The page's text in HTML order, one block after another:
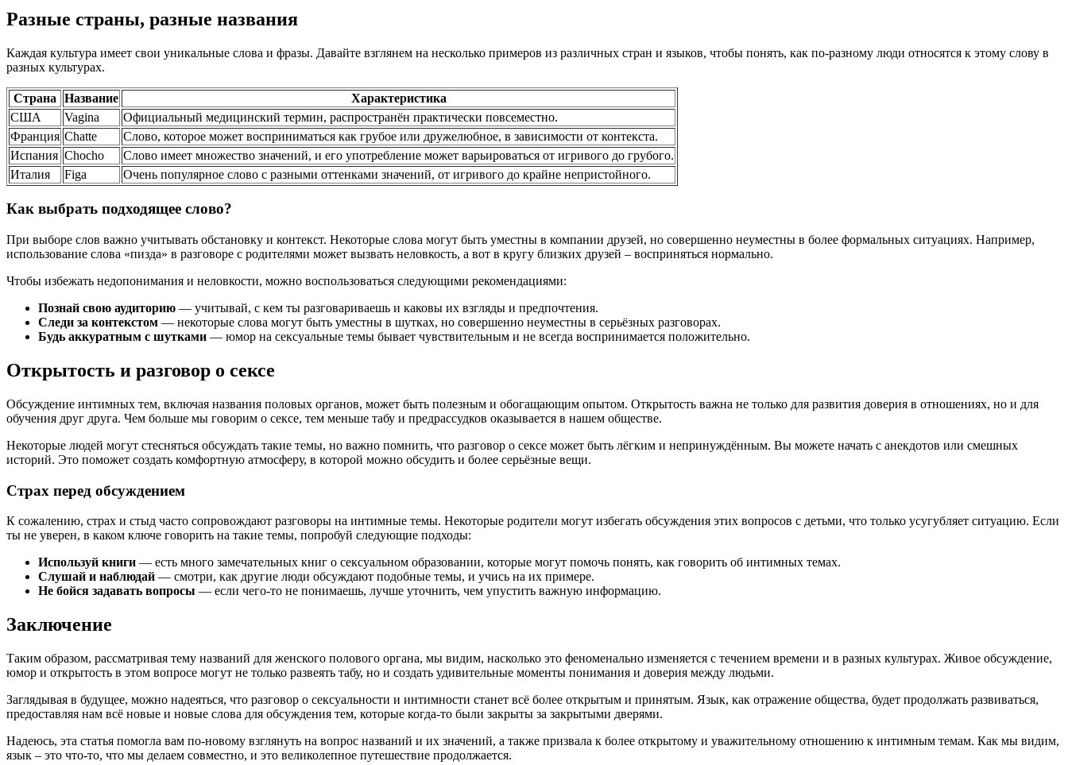
Разные страны, разные названия
Каждая культура имеет свои уникальные слова и фразы. Давайте взглянем на несколько примеров из различных стран и языков, чтобы понять, как по-разному люди относятся к этому слову в
разных культурах.
Страна Название
Характеристика
США
Vagina
Официальный медицинский термин, распространён практически повсеместно.
Франция Chatte
Слово, которое может восприниматься как грубое или дружелюбное, в зависимости от контекста.
Испания Chocho
Слово имеет множество значений, и его употребление может варьироваться от игривого до грубого.
Италия
Figa Очень популярное слово с разными оттенками значений, от игривого до крайне непристойного.
Как выбрать подходящее слово?
При выборе слов важно учитывать обстановку и контекст. Некоторые слова могут быть уместны в компании друзей, но совершенно неуместны в более формальных ситуациях. Например,
использование слова «пизда» в разговоре с родителями может вызвать неловкость, а вот в кругу близких друзей – восприняться нормально.
Чтобы избежать недопонимания и неловкости, можно воспользоваться следующими рекомендациями:
Познай свою аудиторию — учитывай, с кем ты разговариваешь и каковы их взгляды и предпочтения.
Следи за контекстом — некоторые слова могут быть уместны в шутках, но совершенно неуместны в серьёзных разговорах.
Будь аккуратным с шутками — юмор на сексуальные темы бывает чувствительным и не всегда воспринимается положительно.
Открытость и разговор о сексе
Обсуждение интимных тем, включая названия половых органов, может быть полезным и обогащающим опытом. Открытость важна не только для развития доверия в отношениях, но и для
обучения друг друга. Чем больше мы говорим о сексе, тем меньше табу и предрассудков оказывается в нашем обществе.
Некоторые людей могут стесняться обсуждать такие темы, но важно помнить, что разговор о сексе может быть лёгким и непринуждённым. Вы можете начать с анекдотов или смешных
историй. Это поможет создать комфортную атмосферу, в которой можно обсудить и более серьёзные вещи.
Страх перед обсуждением
К сожалению, страх и стыд часто сопровождают разговоры на интимные темы. Некоторые родители могут избегать обсуждения этих вопросов с детьми, что только усугубляет ситуацию. Если
ты не уверен, в каком ключе говорить на такие темы, попробуй следующие подходы:
Используй книги — есть много замечательных книг о сексуальном образовании, которые могут помочь понять, как говорить об интимных темах.
Слушай и наблюдай — смотри, как другие люди обсуждают подобные темы, и учись на их примере.
Не бойся задавать вопросы — если чего-то не понимаешь, лучше уточнить, чем упустить важную информацию.
Заключение
Таким образом, рассматривая тему названий для женского полового органа, мы видим, насколько это феноменально изменяется с течением времени и в разных культурах. Живое обсуждение,
юмор и открытость в этом вопросе могут не только развеять табу, но и создать удивительные моменты понимания и доверия между людьми.
Заглядывая в будущее, можно надеяться, что разговор о сексуальности и интимности станет всё более открытым и принятым. Язык, как отражение общества, будет продолжать развиваться,
предоставляя нам всё новые и новые слова для обсуждения тем, которые когда-то были закрыты за закрытыми дверями.
Надеюсь, эта статья помогла вам по-новому взглянуть на вопрос названий и их значений, а также призвала к более открытому и уважительному отношению к интимным темам. Как мы видим,
язык – это что-то, что мы делаем совместно, и это великолепное путешествие продолжается.